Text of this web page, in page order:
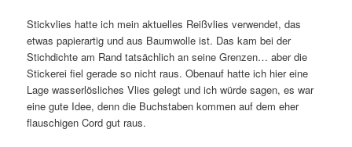
Stickvlies hatte ich mein aktuelles Reißvlies verwendet, das
etwas papierartig und aus Baumwolle ist. Das kam bei der
Stichdichte am Rand tatsächlich an seine Grenzen… aber die
Stickerei fiel gerade so nicht raus. Obenauf hatte ich hier eine
Lage wasserlösliches Vlies gelegt und ich würde sagen, es war
eine gute Idee, denn die Buchstaben kommen auf dem eher
flauschigen Cord gut raus.